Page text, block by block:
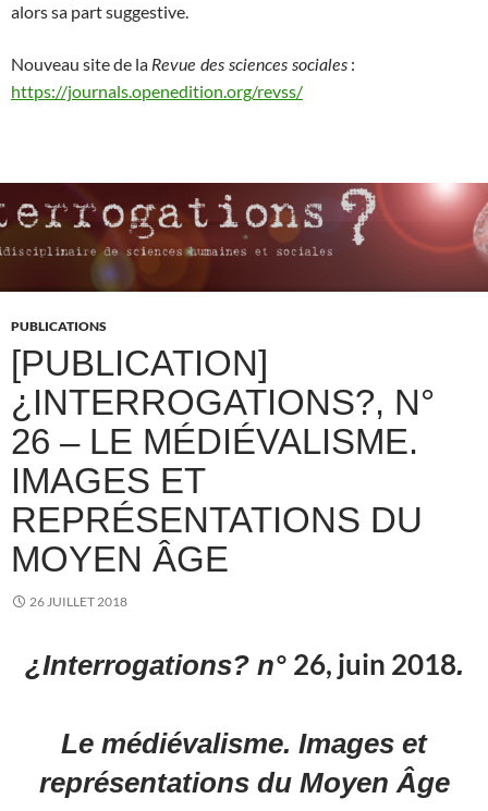
alors sa part suggestive.
Nouveau site de la Revue des sciences sociales :
https://journals.openedition.org/revss/
PUBLICATIONS
[PUBLICATION]
¿INTERROGATIONS?, N°
26 – LE MÉDIÉVALISME.
IMAGES ET
REPRÉSENTATIONS DU
MOYEN ÂGE
26 JUILLET 2018
¿Interrogations? n° 26, juin 2018.
Le médiévalisme. Images et
représentations du Moyen Âge